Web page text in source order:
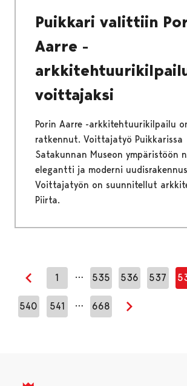
Puikkari valittiin
Aarre -
voittajaksi
Porin Aarre -arkkitehtuurikilpailu
ratkennut. Voittajatyö Puikkarissa
Satakunnan Museon ympäristöön
elegantti ja moderni
Voittajatyön on suunnitellut
Piirta.
Edellinen sivu
1 … 535 536 537
540 541 … 668
Seuraava sivu